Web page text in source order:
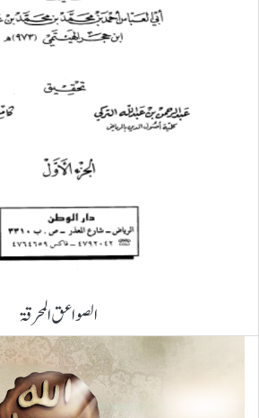
الصواعق المحرقۃ